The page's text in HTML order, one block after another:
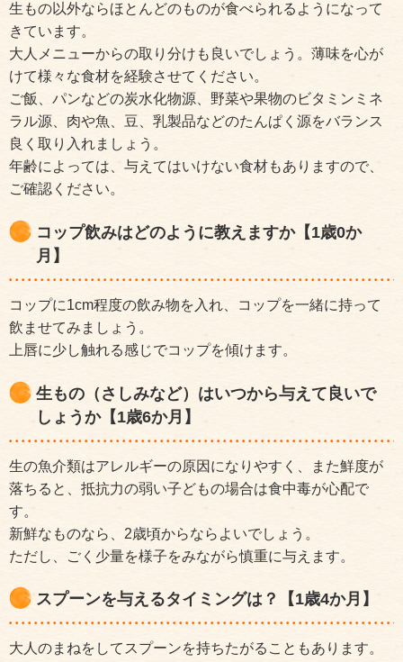
生もの以外ならほとんどのものが食べられるようになって
きています。
大人メニューからの取り分けも良いでしょう。薄味を心が
けて様々な食材を経験させてください。
ご飯、パンなどの炭水化物源、野菜や果物のビタミンミネ
ラル源、肉や魚、豆、乳製品などのたんぱく源をバランス
良く取り入れましょう。
年齢によっては、与えてはいけない食材もありますので、
ご確認ください。
コップ飲みはどのように教えますか【1歳0か
月】
コップに1cm程度の飲み物を入れ、コップを一緒に持って
飲ませてみましょう。
上唇に少し触れる感じでコップを傾けます。
生もの（さしみなど）はいつから与えて良いで
しょうか【1歳6か月】
生の魚介類はアレルギーの原因になりやすく、また鮮度が
落ちると、抵抗力の弱い子どもの場合は食中毒が心配で
す。
新鮮なものなら、2歳頃からならよいでしょう。
ただし、ごく少量を様子をみながら慎重に与えます。
スプーンを与えるタイミングは？【1歳4か月】
大人のまねをしてスプーンを持ちたがることもあります。